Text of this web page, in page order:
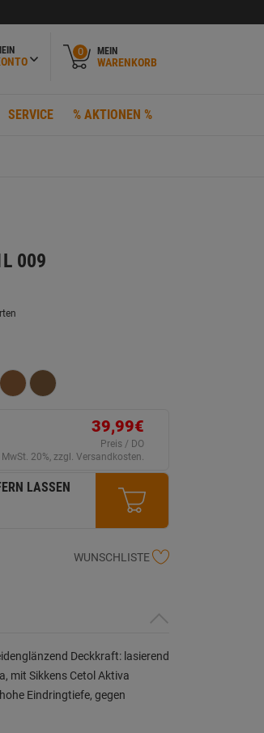
0 MEIN
WARENKORB
SERVICE % AKTIONEN %
009
39,99€
Preis / DO
20%, zzgl. Versandkosten.
LASSEN
WUNSCHLISTE
Deckkraft: lasierend
mit Sikkens Cetol Aktiva
Eindringtiefe, gegen